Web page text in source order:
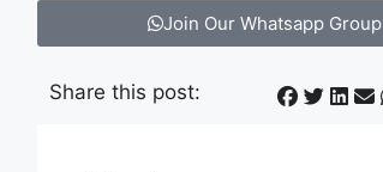
Join Our Whatsapp Group
Share this post: